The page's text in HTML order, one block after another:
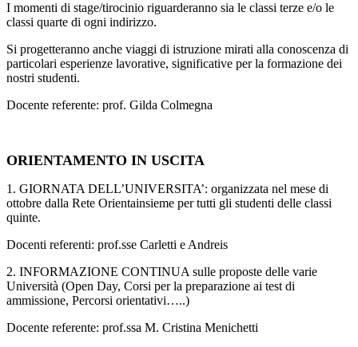
I momenti di stage/tirocinio riguarderanno sia le classi terze e/o le
classi quarte di ogni indirizzo.
Si progetteranno anche viaggi di istruzione mirati alla conoscenza di
particolari esperienze lavorative, significative per la formazione dei
nostri studenti.
Docente referente: prof. Gilda Colmegna
ORIENTAMENTO IN USCITA
1. GIORNATA DELL’UNIVERSITA’: organizzata nel mese di
ottobre dalla Rete Orientainsieme per tutti gli studenti delle classi
quinte.
Docenti referenti: prof.sse Carletti e Andreis
2. INFORMAZIONE CONTINUA sulle proposte delle varie
Università (Open Day, Corsi per la preparazione ai test di
ammissione, Percorsi orientativi…..)
Docente referente: prof.ssa M. Cristina Menichetti